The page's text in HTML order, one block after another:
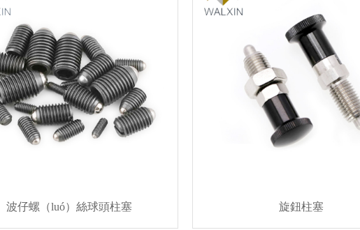
波仔螺（luó）絲球頭柱塞 旋鈕柱塞